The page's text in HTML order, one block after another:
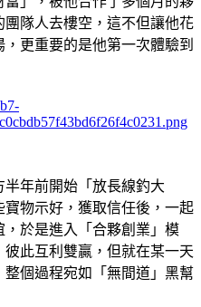
隊人去樓空，這不但讓他花
更重要的是他第一次體驗到
年前開始「放長線釣大
物示好，獲取信任後，一起
於是進入「合夥創業」模
此互利雙贏，但就在某一天
個過程宛如「無間道」黑幫